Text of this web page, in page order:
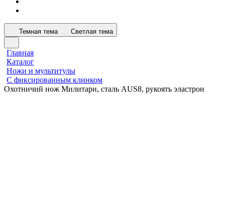
Темная тема Светлая тема
Главная
Каталог
Ножи и мультитулы
С фиксированным клинком
Охотничий нож Милитари, сталь AUS8, рукоять эластрон